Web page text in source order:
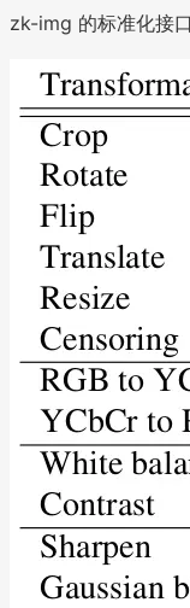
zk-img 的标准化接